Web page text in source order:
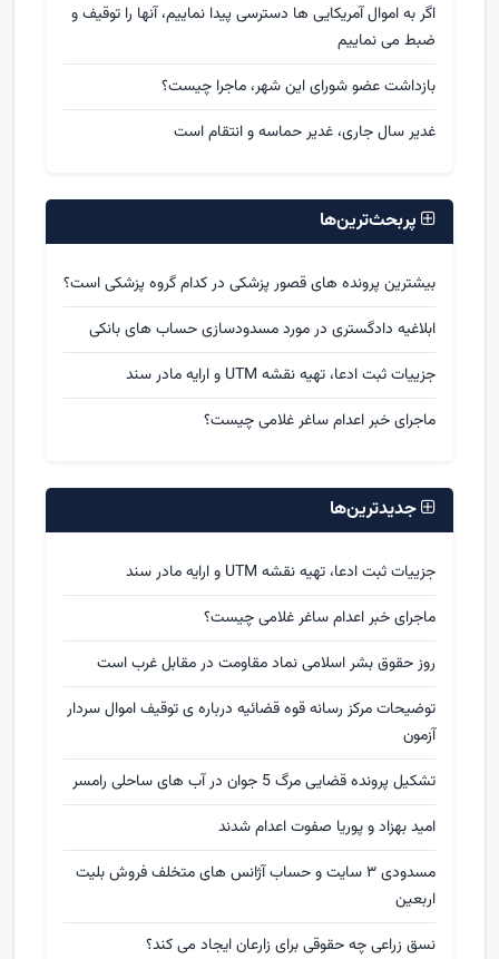
اگر به اموال آمریکایی ها دسترسی پیدا نماییم، آنها را توقیف و
ضبط می نماییم
بازداشت عضو شورای این شهر، ماجرا چیست؟
غدیر سال جاری، غدیر حماسه و انتقام است
پربحث‌ترین‌ها
بیشترین پرونده های قصور پزشکی در کدام گروه پزشکی است؟
ابلاغیه دادگستری در مورد مسدودسازی حساب های بانکی
جزییات ثبت ادعا، تهیه نقشه UTM و ارایه مادر سند
ماجرای خبر اعدام ساغر غلامی چیست؟
جدیدترین‌ها
جزییات ثبت ادعا، تهیه نقشه UTM و ارایه مادر سند
ماجرای خبر اعدام ساغر غلامی چیست؟
روز حقوق بشر اسلامی نماد مقاومت در مقابل غرب است
توضیحات مرکز رسانه قوه قضائیه درباره ی توقیف اموال سردار
آزمون
تشکیل پرونده قضایی مرگ 5 جوان در آب های ساحلی رامسر
امید بهزاد و پوریا صفوت اعدام شدند
مسدودی ۳ سایت و حساب آژانس های متخلف فروش بلیت
اربعین
نسق زراعی چه حقوقی برای زارعان ایجاد می کند؟